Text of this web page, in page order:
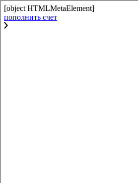
[object HTMLMetaElement]
пополнить счет